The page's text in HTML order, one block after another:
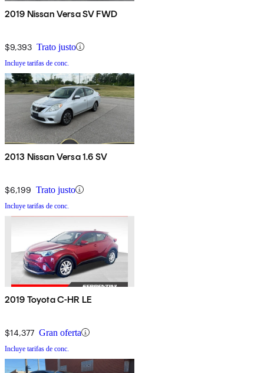
2019 Nissan Versa SV FWD
$9,393 Trato justo
Incluye tarifas de conc.
2013 Nissan Versa 1.6 SV
$6,199 Trato justo
Incluye tarifas de conc.
2019 Toyota C-HR LE
$14,377 Gran oferta
Incluye tarifas de conc.